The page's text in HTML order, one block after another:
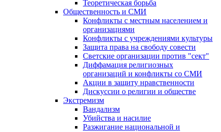
Теоретическая борьба
Общественность и СМИ
Конфликты с местным населением и
организациями
Конфликты с учреждениями культуры
Защита права на свободу совести
Светские организации против "сект"
Диффамация религиозных
организаций и конфликты со СМИ
Акции в защиту нравственности
Дискуссии о религии и обществе
Экстремизм
Вандализм
Убийства и насилие
Разжигание национальной и